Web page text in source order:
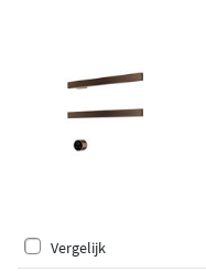
Vergelijk